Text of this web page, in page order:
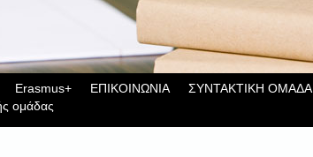
Erasmus+ ΕΠΙΚΟΙΝΩΝΙΑ ΣΥΝΤΑΚΤΙΚΗ ΟΜΑΔΑ
ομάδας